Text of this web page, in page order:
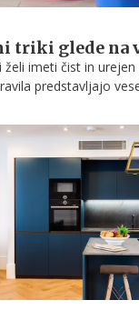
triki glede na
želi imeti čist in
predstavljajo
uporaben trik.